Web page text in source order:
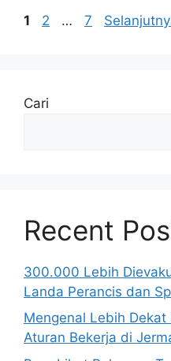
Halaman
1 Halaman
2 … Halaman
7
Cari
Recent
300.000 Lebih
Landa Perancis dan
Mengenal Lebih
Aturan Bekerja di